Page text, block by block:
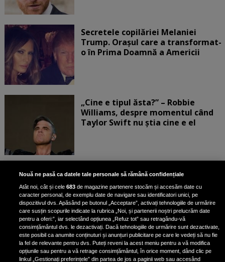
Secretele copilăriei Melaniei
Trump. Orașul care a transformat-
o în Prima Doamnă a Americii
„Cine e tipul ăsta?” – Robbie
Williams, despre momentul când
Taylor Swift nu știa cine e el
Bruce Dickinson, solistul trupei
Iron Maiden, şi-a arătat talentul
de scrimer la un concurs în Franţa
Nicki Minaj, acuzată de agresiune
de fostul manager: Detalii șocante
Nouă ne pasă ca datele tale personale să rămână confidențiale
Atât noi, cât și cele683 de magazine partenere stocăm și accesăm date cu
caracter personal, de exemplu date de navigare sau identificatori unici, pe
dispozitivul dvs. Apăsând pe butonul „Acceptare”, activați tehnologiile de urmărire
care susțin scopurile indicate la rubrica „Noi, și partenerii noștri prelucrăm date
pentru a oferi:”, iar selectând opțiunea „Refuz tot” sau retragându-vă
consimțământul dvs. le dezactivați. Dacă tehnologiile de urmărire sunt dezactivate,
este posibil ca anumite conținuturi și anunțuri publicitare pe care le vedeți să nu fie
la fel de relevante pentru dvs. Puteți reveni la acest meniu pentru a vă modifica
opțiunile sau pentru a vă retrage consimțământul, în orice moment, dând clic pe
linkul „Gestionați preferințele” din partea de jos a paginii web sau accesând